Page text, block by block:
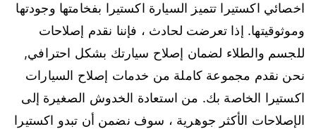
اخصائي اكستيرا تتميز السيارة اكستيرا بفخامتها وجودتها
وموثوقيتها. إذا تعرضت لحادث ، فإننا نقدم إصلاحات
للجسم والطلاء لضمان إصلاح سيارتك بشكل احترافي,
نحن نقدم مجموعة كاملة من خدمات إصلاح السيارات
اكستيرا الخاصة بك. من استعادة الخدوش الصغيرة إلى
الإصلاحات الأكثر جوهرية ، سوف نضمن أن تبدو اكستيرا